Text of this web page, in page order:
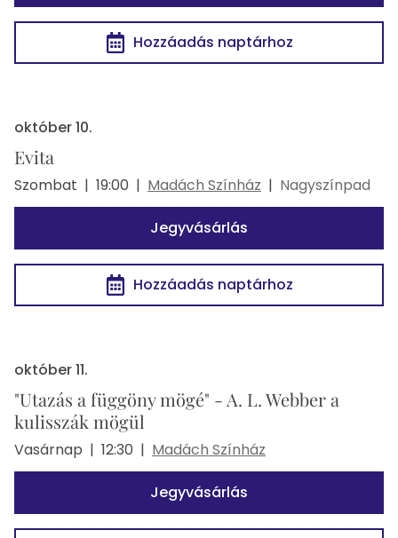
Hozzáadás naptárhoz
október 10.
Evita
Szombat | 19:00 | Madách Színház | Nagyszínpad
Jegyvásárlás
Hozzáadás naptárhoz
október 11.
"Utazás a függöny mögé" - A. L. Webber a
kulisszák mögül
Vasárnap | 12:30 | Madách Színház
Jegyvásárlás